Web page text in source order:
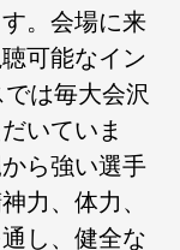
。会場に来
可能なイン
は毎大会沢
いていま
ら強い選手
力、体力、
し、健全な